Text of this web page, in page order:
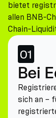
bietet
allen BNB-
Chain-
01
Bei
sich an –